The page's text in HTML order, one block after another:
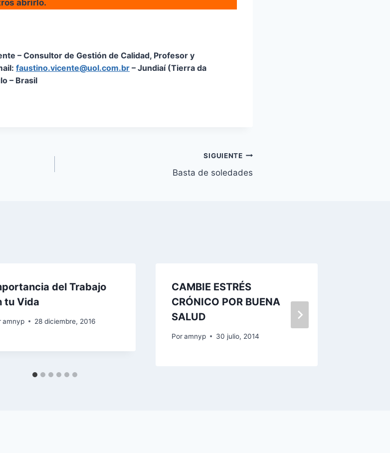
abrirlo.
– Consultor de Gestión de Calidad, Profesor y
faustino.vicente@uol.com.br – Jundiaí (Tierra da
– Brasil
SIGUIENTE
Basta de soledades
del Trabajo
tu Vida
amnyp 28 diciembre, 2016
CAMBIE ESTRÉS
CRÓNICO POR BUENA
SALUD
Por amnyp 30 julio, 2014